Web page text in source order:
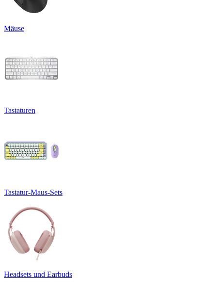
Mäuse
Tastaturen
Tastatur-Maus-Sets
Headsets und Earbuds